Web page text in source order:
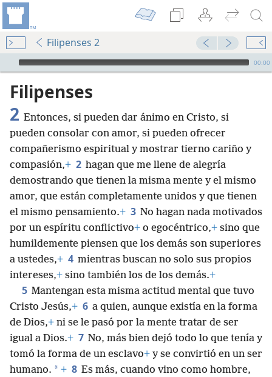
Filipenses 2
Audio Player
00:00
Filipenses
2 Entonces, si pueden dar ánimo en Cristo, si
pueden consolar con amor, si pueden ofrecer
compañerismo espiritual y mostrar tierno cariño y
compasión,+ 2 hagan que me llene de alegría
demostrando que tienen la misma mente y el mismo
amor, que están completamente unidos y que tienen
el mismo pensamiento.+ 3 No hagan nada motivados
por un espíritu conflictivo+ o egocéntrico,+ sino que
humildemente piensen que los demás son superiores
a ustedes,+ 4 mientras buscan no solo sus propios
intereses,+ sino también los de los demás.+
5 Mantengan esta misma actitud mental que tuvo
Cristo Jesús,+ 6 a quien, aunque existía en la forma
de Dios,+ ni se le pasó por la mente tratar de ser
igual a Dios.+ 7 No, más bien dejó todo lo que tenía y
tomó la forma de un esclavo+ y se convirtió en un ser
humano. * + 8 Es más, cuando vino como hombre,